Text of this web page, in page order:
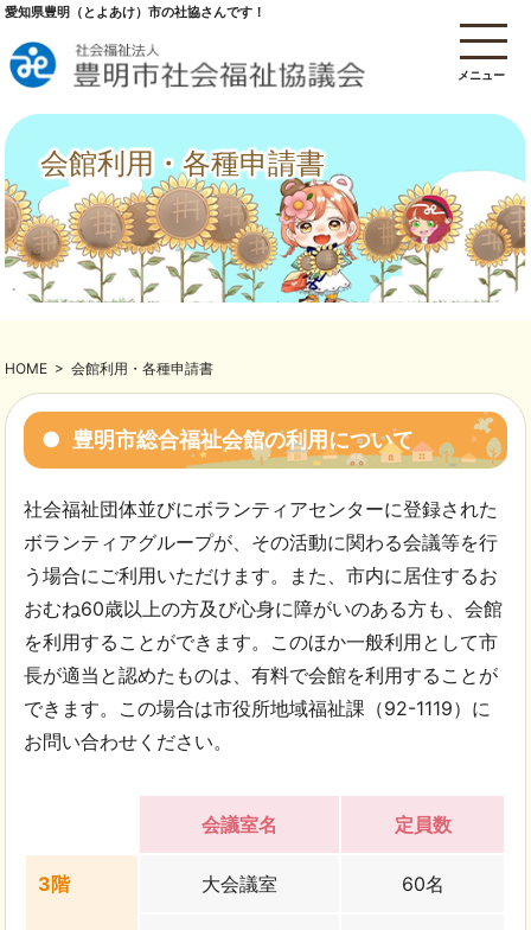
メニュー
愛知県豊明（とよあけ）市の社協さんです！
会館利用・各種申請書
HOME > 会館利用・各種申請書
豊明市総合福祉会館の利用について
社会福祉団体並びにボランティアセンターに登録された
ボランティアグループが、その活動に関わる会議等を行
う場合にご利用いただけます。また、市内に居住するお
おむね60歳以上の方及び心身に障がいのある方も、会館
を利用することができます。このほか一般利用として市
長が適当と認めたものは、有料で会館を利用することが
できます。この場合は市役所地域福祉課（92-1119）に
お問い合わせください。
会議室名 定員数
3階 大会議室 60名